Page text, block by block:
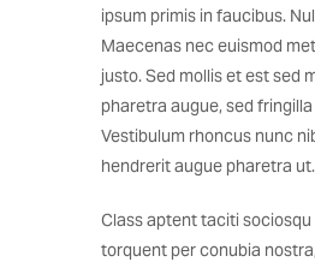
ipsum primis in faucibus.
Maecenas nec euismod
justo. Sed mollis et est sed
pharetra augue, sed
Vestibulum rhoncus nunc
hendrerit augue pharetra ut.
Class aptent taciti sociosqu
torquent per conubia